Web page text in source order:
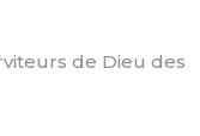
de Dieu des